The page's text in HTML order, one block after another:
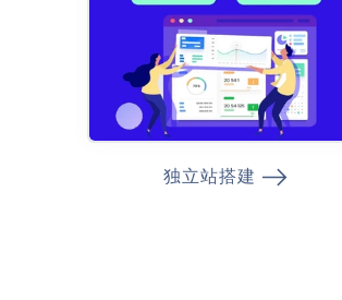
独立站搭建